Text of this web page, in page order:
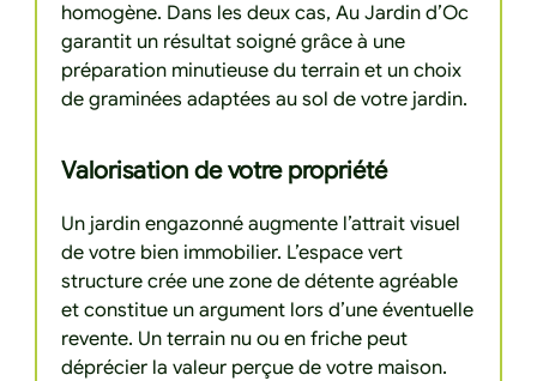
homogène. Dans les deux cas, Au Jardin d’Oc
garantit un résultat soigné grâce à une
préparation minutieuse du terrain et un choix
de graminées adaptées au sol de votre jardin.
Valorisation de votre propriété
Un jardin engazonné augmente l’attrait visuel
de votre bien immobilier. L’espace vert
structure crée une zone de détente agréable
et constitue un argument lors d’une éventuelle
revente. Un terrain nu ou en friche peut
déprécier la valeur perçue de votre maison.